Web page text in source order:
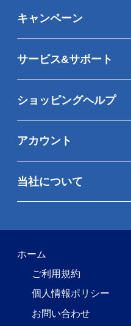
キャンペーン
サービス&サポート
ショッピングヘルプ
アカウント
当社について
ホーム
ご利用規約
個人情報ポリシー
お問い合わせ